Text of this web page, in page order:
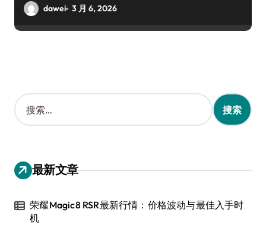
dawei 3 月 6, 2026
搜
索
：
最新文章
荣耀Magic8 RSR最新行情：价格波动与最佳入手时
机